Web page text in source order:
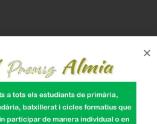
ALMIA-ACADÈMICA
a JOAN PAU BUSQUET
de l’Institut Joan